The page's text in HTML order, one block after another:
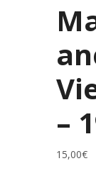
–
15,00€